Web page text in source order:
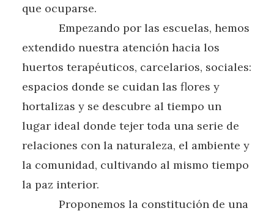
que ocuparse.
Empezando por las escuelas, hemos
extendido nuestra atención hacia los
huertos terapéuticos, carcelarios, sociales:
espacios donde se cuidan las flores y
hortalizas y se descubre al tiempo un
lugar ideal donde tejer toda una serie de
relaciones con la naturaleza, el ambiente y
la comunidad, cultivando al mismo tiempo
la paz interior.
Proponemos la constitución de una